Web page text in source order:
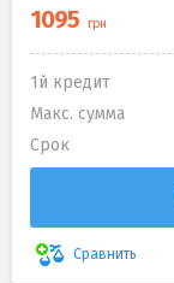
1й кредит
Макс. сумма
Срок
Сравнить